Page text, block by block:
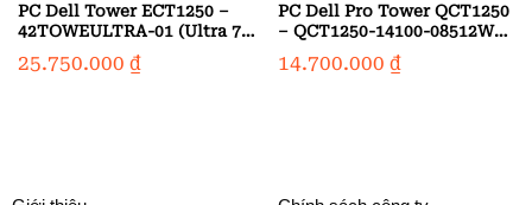
PC Dell Tower ECT1250 –
42TOWEULTRA-01 (Ultra 7-
265/ Ram 16GB/ SSD 1TB/
Windows 11 Home)
25.750.000 ₫
PC Dell Pro Tower QCT1250
– QCT1250-14100-08512W
(i3-14100/ Ram 8GB/ SSD
512GB/ Windows 11 Pro)
14.700.000 ₫